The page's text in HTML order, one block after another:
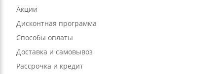
Акции
Дисконтная программа
Способы оплаты
Доставка и самовывоз
Рассрочка и кредит